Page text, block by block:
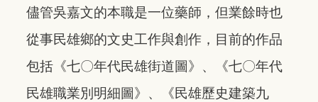
儘管吳嘉文的本職是一位藥師，但業餘時也
從事民雄鄉的文史工作與創作，目前的作品
包括《七〇年代民雄街道圖》、《七〇年代
民雄職業別明細圖》、《民雄歷史建築九